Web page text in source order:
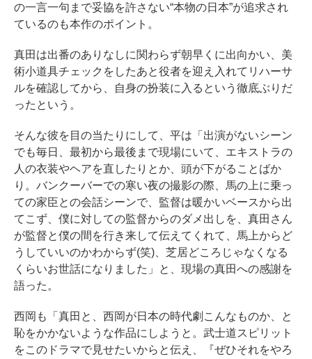
の一言一句まで妥協を許さない“本物の日本”が追求され
ているのも本作のポイント。
真田は出番のありなしに関わらず朝早くに出向かい、美
術小道具チェックをしたあと役者を迎え入れてリハーサ
ルを確認してから、自身の扮装に入るという徹底ぶりだ
ったという。
そんな彼を目の当たりにして、平は「出演がないシーン
でも毎日、最初から最後まで現場にいて、エキストラの
人の衣装やヘアを直したりとか、頭が下がることばか
り。バンクーバーでの寒い夜の撮影の際、馬の上に乗っ
ての家臣との会話シーンで、監督は暖かいベースから出
てこず、僕に対しての監督からのダメ出しを、真田さん
が監督と僕の間を行き来して伝えてくれて、馬上からど
うしていいのかわからず(笑)、芝居どころじゃなくなる
くらいお世話になりました」と、現場の真田への感謝を
語った。
西岡も「真田と、西岡が日本の時代劇こんなものか、と
恥をかかないような作品にしようと。武士道スピリット
をこのドラマで見せたいからと伝え、『ぜひそれをやろ